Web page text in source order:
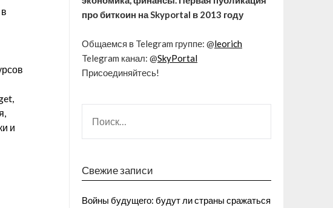
и
про биткоин на Skyportal в 2013 году
Общаемся в Telegram группе: @leorich
Telegram канал: @SkyPortal
Присоединяйтесь!
Свежие записи
Войны будущего: будут ли страны сражаться